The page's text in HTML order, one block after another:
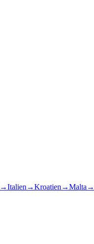
→Italien →Kroatien →Malta →